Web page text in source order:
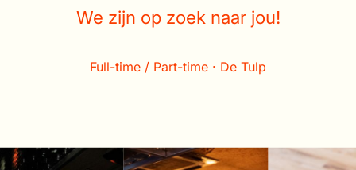
We zijn op zoek naar jou!
Full-time / Part-time · De Tulp